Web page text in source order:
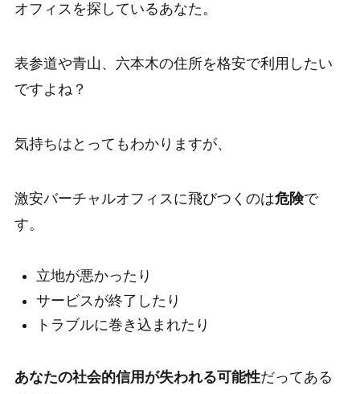
オフィスを探しているあなた。
表参道や青山、六本木の住所を格安で利用したい
ですよね？
気持ちはとってもわかりますが、
激安バーチャルオフィスに飛びつくのは危険で
す。
立地が悪かったり
サービスが終了したり
トラブルに巻き込まれたり
あなたの社会的信用が失われる可能性だってある